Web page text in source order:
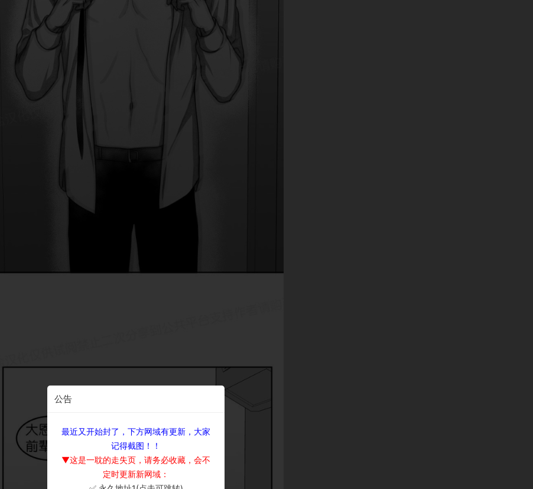
公告
最近又开始封了，下方网域有更新，大家
记得截图！！
▼这是一耽的走失页，请务必收藏，会不
定时更新新网域：